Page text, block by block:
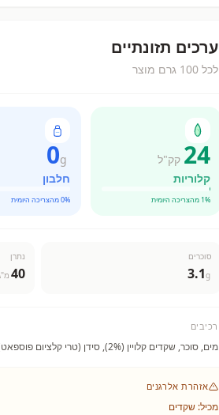
ערכים תזונתיים
לכל 100 גרם מוצר
24 קק"ל
קלוריות
1% מהצריכה היומית
0g
חלבון
0% מהצריכה היומית
סוכרים
3.1g
נתרן
40
רכיבים
מים, סוכר, שקדים קלויין (2%), סידן (טרי קלציום פוספאט), מלח, מייצב (ג&#x27;לן גאם), חומרי טעם וריח, ויטמינים (B12, D2, B2, E).n
אזהרת אלרגנים
מכיל: שקדים